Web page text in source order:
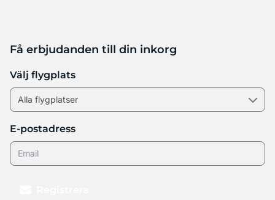
Få erbjudanden till din inkorg
Välj flygplats
E-postadress